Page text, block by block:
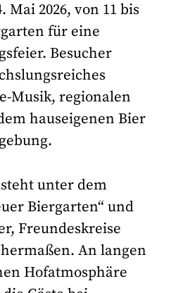
Mai 2026, von 11 bis
für eine
Besucher
Musik, regionalen
hauseigenen Bier
unter dem
Biergarten“ und
Freundeskreise
An langen
Hofatmosphäre